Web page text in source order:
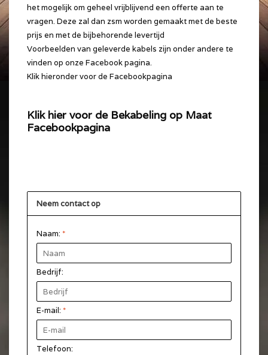
het mogelijk om geheel vrijblijvend een offerte aan te
vragen. Deze zal dan zsm worden gemaakt met de beste
prijs en met de bijbehorende levertijd
Voorbeelden van geleverde kabels zijn onder andere te
vinden op onze Facebook pagina.
Klik hieronder voor de Facebookpagina
Klik hier voor de Bekabeling op Maat
Facebookpagina
Neem contact op
Naam: *
Bedrijf:
E-mail: *
Telefoon: